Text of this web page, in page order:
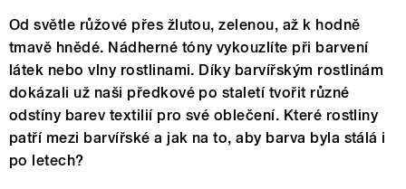
Od světle růžové přes žlutou, zelenou, až k hodně
tmavě hnědé. Nádherné tóny vykouzlíte při barvení
látek nebo vlny rostlinami. Díky barvířským rostlinám
dokázali už naši předkové po staletí tvořit různé
odstíny barev textilií pro své oblečení. Které rostliny
patří mezi barvířské a jak na to, aby barva byla stálá i
po letech?